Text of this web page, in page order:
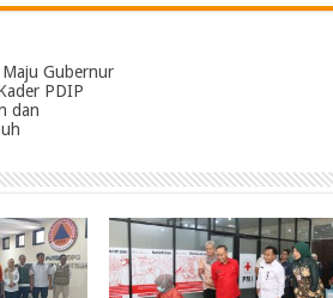
Gubernur
PDIP
dan